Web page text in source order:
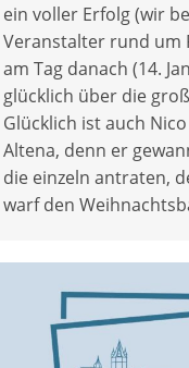
ein voller Erfolg (wir
Veranstalter rund um
am Tag danach (14.
glücklich über die
Glücklich ist auch
Altena, denn er
die einzeln antraten,
warf den